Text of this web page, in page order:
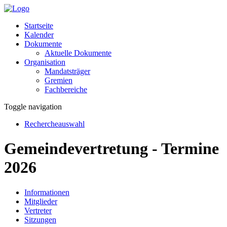
Startseite
Kalender
Dokumente
Aktuelle Dokumente
Organisation
Mandatsträger
Gremien
Fachbereiche
Toggle navigation
Rechercheauswahl
Gemeindevertretung - Termine
2026
Informationen
Mitglieder
Vertreter
Sitzungen